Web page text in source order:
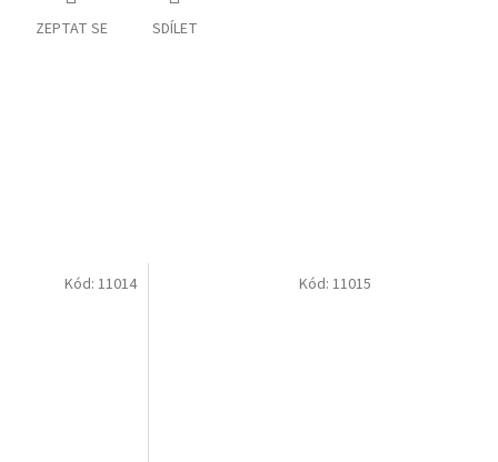
ZEPTAT SE SDÍLET
Kód:11014 Kód: 11015